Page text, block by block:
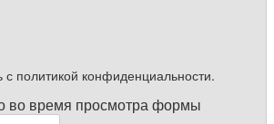
политикой конфиденциальности.
во время просмотра формы